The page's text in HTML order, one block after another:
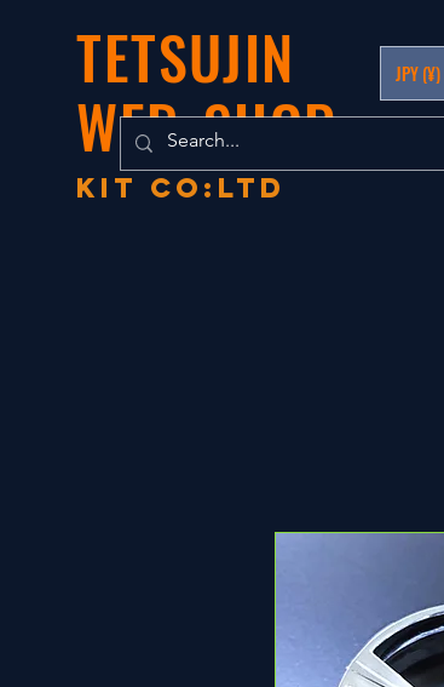
TETSUJIN
WEB-SHOP
KIT co:LTD
JPY (¥)